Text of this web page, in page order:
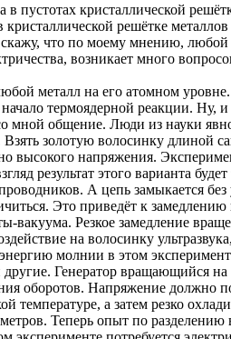
пустотах кристаллической
решётке
что по моему мнению,
возникает много
металл на его атомном
термоядерной реакции. Ну,
мной общение. Люди из науки
золотую волосинку
высокого напряжения.
результат этого варианта
А цепь замыкается
Это приведёт к
Резкое замедление
на волосинку
молнии в этом
Генератор вращающийся
оборотов. Напряжение должно
а затем резко
Теперь опыт по